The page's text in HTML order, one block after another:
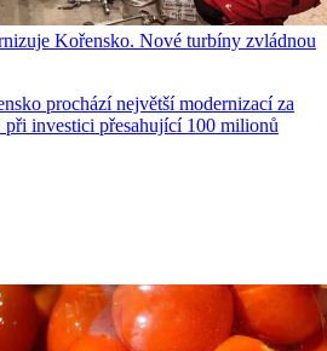
Kořensko. Nové turbíny zvládnou
prochází největší modernizací za
investici přesahující 100 milionů